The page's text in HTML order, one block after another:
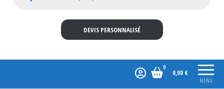
DEVIS PERSONNALISÉ
MENU
0
0,00 €